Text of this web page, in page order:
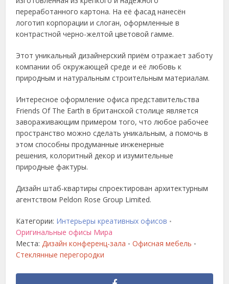
переработанного картона. На её фасад нанесён
логотип корпорации и слоган, оформленные в
контрастной черно-желтой цветовой гамме.
Этот уникальный дизайнерский приём отражает заботу
компании об окружающей среде и её любовь к
природным и натуральным строительным материалам.
Интересное оформление офиса представительства
Friends Of The Earth в британской столице является
завораживающим примером того, что любое рабочее
пространство можно сделать уникальным, а помочь в
этом способны продуманные инженерные
решения, колоритный декор и изумительные
природные фактуры.
Дизайн штаб-квартиры спроектирован архитектурным
агентством Peldon Rose Group Limited.
Категории: Интерьеры креативных офисов •
Оригинальные офисы Мира
Места: Дизайн конференц-зала • Офисная мебель •
Стеклянные перегородки